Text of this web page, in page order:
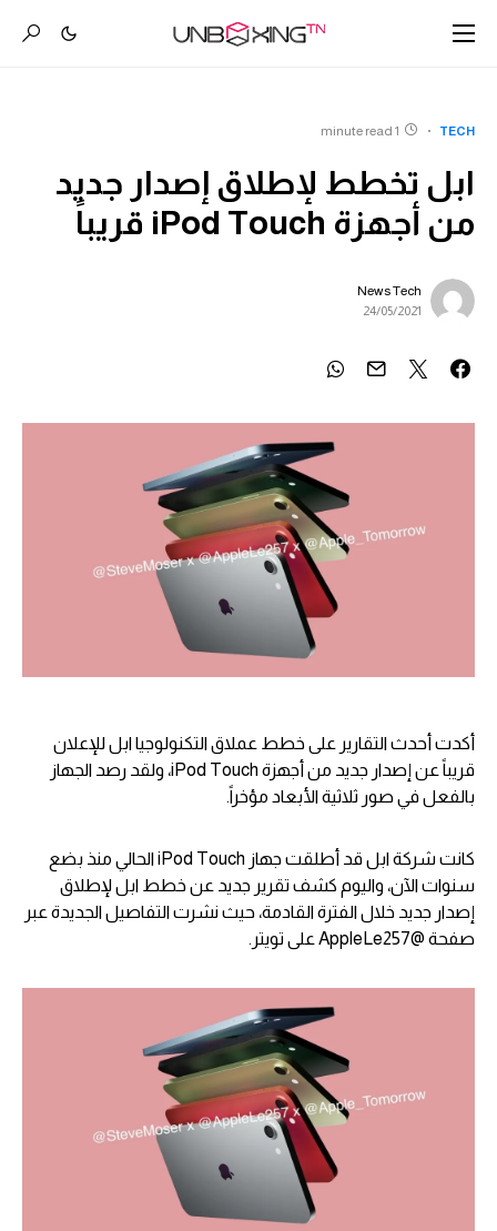
TECH
1 minute read
ابل تخطط لإطلاق إصدار جديد
من أجهزة iPod Touch قريباً
News Tech
24/05/2021
أكدت أحدث التقارير على خطط عملاق التكنولوجيا ابل للإعلان
قريباً عن إصدار جديد من أجهزة iPod Touch، ولقد رصد الجهاز
بالفعل في صور ثلاثية الأبعاد مؤخراً.
كانت شركة ابل قد أطلقت جهاز iPod Touch الحالي منذ بضع
سنوات الآن، واليوم كشف تقرير جديد عن خطط ابل لإطلاق
إصدار جديد خلال الفترة القادمة، حيث نشرت التفاصيل الجديدة عبر
صفحة @AppleLe257 على تويتر.